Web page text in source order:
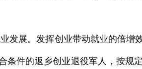
发展。发挥创业带动就业的倍增
条件的返乡创业退役军人，按规